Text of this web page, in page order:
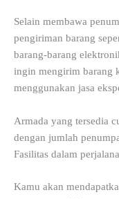
Selain membawa
pengiriman barang
barang-barang
ingin mengirim barang
menggunakan jasa
Armada yang tersedia
dengan jumlah
Fasilitas dalam
Kamu akan